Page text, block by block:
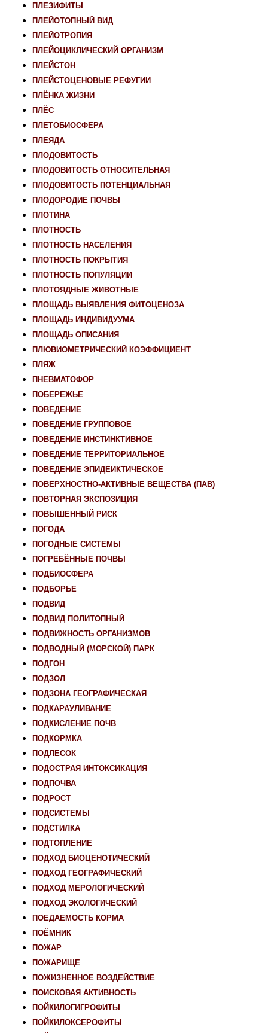
ПЛЕЗИФИТЫ
ПЛЕЙОТОПНЫЙ ВИД
ПЛЕЙОТРОПИЯ
ПЛЕЙОЦИКЛИЧЕСКИЙ ОРГАНИЗМ
ПЛЕЙСТОН
ПЛЕЙСТОЦЕНОВЫЕ РЕФУГИИ
ПЛЁНКА ЖИЗНИ
ПЛЁС
ПЛЕТОБИОСФЕРА
ПЛЕЯДА
ПЛОДОВИТОСТЬ
ПЛОДОВИТОСТЬ ОТНОСИТЕЛЬНАЯ
ПЛОДОВИТОСТЬ ПОТЕНЦИАЛЬНАЯ
ПЛОДОРОДИЕ ПОЧВЫ
ПЛОТИНА
ПЛОТНОСТЬ
ПЛОТНОСТЬ НАСЕЛЕНИЯ
ПЛОТНОСТЬ ПОКРЫТИЯ
ПЛОТНОСТЬ ПОПУЛЯЦИИ
ПЛОТОЯДНЫЕ ЖИВОТНЫЕ
ПЛОЩАДЬ ВЫЯВЛЕНИЯ ФИТОЦЕНОЗА
ПЛОЩАДЬ ИНДИВИДУУМА
ПЛОЩАДЬ ОПИСАНИЯ
ПЛЮВИОМЕТРИЧЕСКИЙ КОЭФФИЦИЕНТ
ПЛЯЖ
ПНЕВМАТОФОР
ПОБЕРЕЖЬЕ
ПОВЕДЕНИЕ
ПОВЕДЕНИЕ ГРУППОВОЕ
ПОВЕДЕНИЕ ИНСТИНКТИВНОЕ
ПОВЕДЕНИЕ ТЕРРИТОРИАЛЬНОЕ
ПОВЕДЕНИЕ ЭПИДЕИКТИЧЕСКОЕ
ПОВЕРХНОСТНО-АКТИВНЫЕ ВЕЩЕСТВА (ПАВ)
ПОВТОРНАЯ ЭКСПОЗИЦИЯ
ПОВЫШЕННЫЙ РИСК
ПОГОДА
ПОГОДНЫЕ СИСТЕМЫ
ПОГРЕБЁННЫЕ ПОЧВЫ
ПОДБИОСФЕРА
ПОДБОРЬЕ
ПОДВИД
ПОДВИД ПОЛИТОПНЫЙ
ПОДВИЖНОСТЬ ОРГАНИЗМОВ
ПОДВОДНЫЙ (МОРСКОЙ) ПАРК
ПОДГОН
ПОДЗОЛ
ПОДЗОНА ГЕОГРАФИЧЕСКАЯ
ПОДКАРАУЛИВАНИЕ
ПОДКИСЛЕНИЕ ПОЧВ
ПОДКОРМКА
ПОДЛЕСОК
ПОДОСТРАЯ ИНТОКСИКАЦИЯ
ПОДПОЧВА
ПОДРОСТ
ПОДСИСТЕМЫ
ПОДСТИЛКА
ПОДТОПЛЕНИЕ
ПОДХОД БИОЦЕНОТИЧЕСКИЙ
ПОДХОД ГЕОГРАФИЧЕСКИЙ
ПОДХОД МЕРОЛОГИЧЕСКИЙ
ПОДХОД ЭКОЛОГИЧЕСКИЙ
ПОЕДАЕМОСТЬ КОРМА
ПОЁМНИК
ПОЖАР
ПОЖАРИЩЕ
ПОЖИЗНЕННОЕ ВОЗДЕЙСТВИЕ
ПОИСКОВАЯ АКТИВНОСТЬ
ПОЙКИЛОГИГРОФИТЫ
ПОЙКИЛОКСЕРОФИТЫ